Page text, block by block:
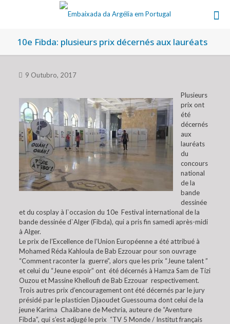
10e Fibda: plusieurs prix décernés aux lauréats
9 Outubro, 2017
Plusieurs
prix ont
été
décernés
aux
lauréats
du
concours
national
de la
bande
dessinée
et du cosplay à l`occasion du 10e Festival international de la
bande dessinée d`Alger (Fibda), qui a pris fin samedi après-midi
à Alger.
Le prix de l’Excellence de l’Union Européenne a été attribué à
Mohamed Réda Kahloula de Bab Ezzouar pour son ouvrage
“Comment raconter la guerre”, alors que les prix “Jeune talent ”
et celui du “Jeune espoir” ont été décernés à Hamza Sam de Tizi
Ouzou et Massine Khelloufi de Bab Ezzouar respectivement.
Trois autres prix d’encouragement ont été décernés par le jury
présidé par le plasticien Djaoudet Guessouma dont celui de la
jeune Karima Chaâbane de Mechria, auteure de “Aventure
Fibda”, qui s’est adjugé le prix “TV 5 Monde / Institut français